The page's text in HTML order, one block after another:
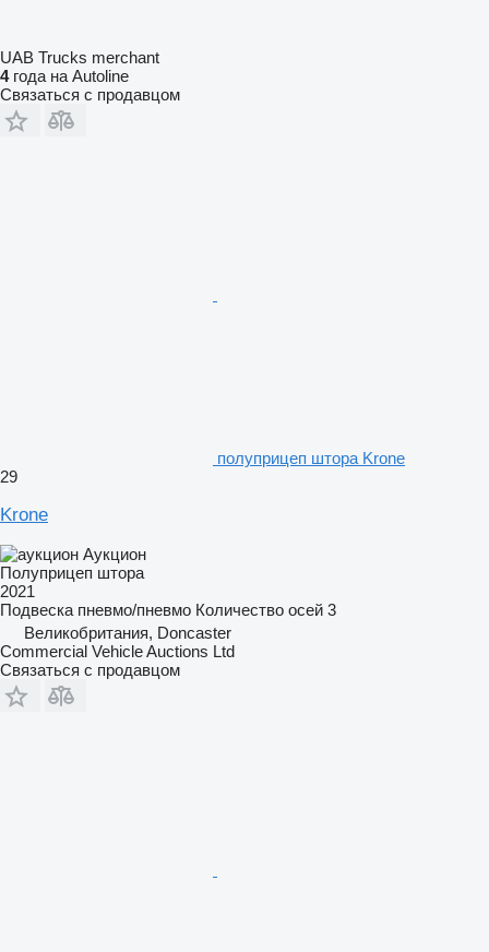
UAB Trucks merchant
4года на Autoline
Связаться с продавцом
полуприцеп штора Krone
29
Krone
Аукцион
Полуприцеп штора
2021
Подвеска пневмо/пневмо Количество осей 3
Великобритания, Doncaster
Commercial Vehicle Auctions Ltd
Связаться с продавцом